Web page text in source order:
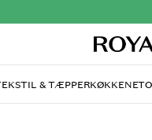
& TÆPPERKØKKENET